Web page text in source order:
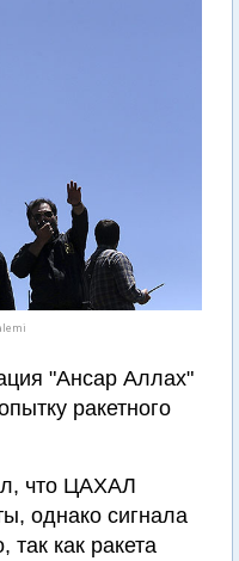
"Ансар Аллах"
ракетного
что ЦАХАЛ
однако сигнала
как ракета